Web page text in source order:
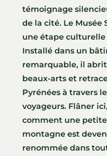
témoignage
de la cité. Le Musée
une étape
Installé dans un
remarquable, il
beaux-arts et
Pyrénées à travers
voyageurs. Flâner
comment une
montagne est
renommée dans